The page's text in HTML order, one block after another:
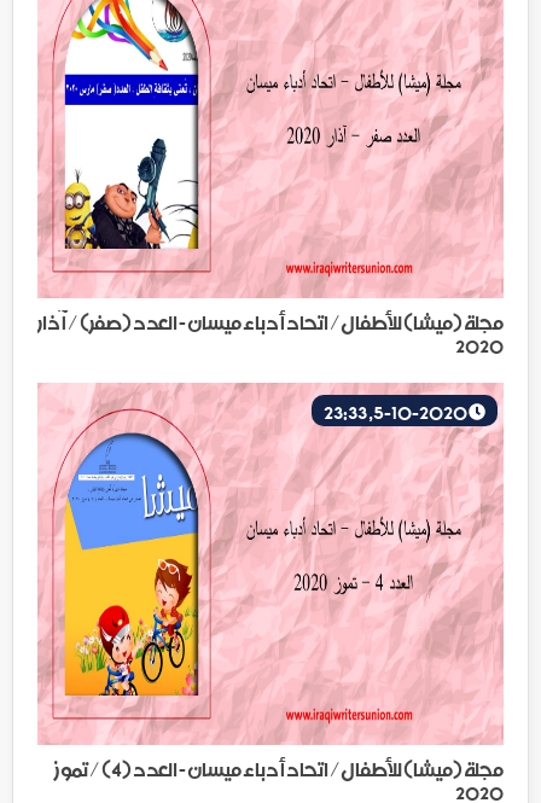
مجلة (ميشا) للأطفال/ اتحاد أدباء ميسان - العدد (صفر) / آذار
2020
مجلة (ميشا) للأطفال/ اتحاد أدباء ميسان - العدد (4) / تموز
2020